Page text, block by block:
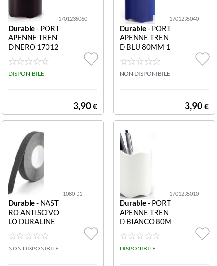
1701235060
Durable- PORT
APENNE TREN
D NERO 17012
35060 PORTAP
ENNE TREND N
ERO
DISPONIBILE
3,90 €
1701235040
Durable- PORT
APENNE TREN
D BLU 80MM 1
701235040 Por
tapenne TREND
80mm blu
NON DISPONIBILE
3,90 €
1080-01
Durable- NAST
RO ANTISCIVO
LO DURALINE
® GRIP 25 MM
108001 Nastro
antiscivolo DUR
NON DISPONIBILE
1701235010
Durable- PORT
APENNE TREN
D BIANCO 80M
M 1701235010
Portapenne TRE
ND 80mm bianc
DISPONIBILE